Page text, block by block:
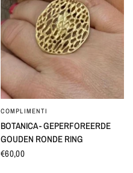
SNEL BEKIJKEN
COMPLIMENTI
BOTANICA - GEPERFOREERDE
GOUDEN RONDE RING
€60,00